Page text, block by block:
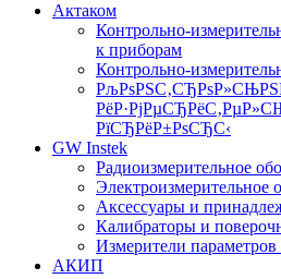
Актаком
Контрольно-
к приборам
Контрольно-
РїСЂРёР±РѕСЂС‹
GW Instek
Радиоизмерительное
Электроизмерительное
Аксессуары и
Калибраторы и
Измерители
АКИП